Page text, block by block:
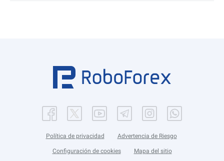
Política de privacidad Advertencia de Riesgo
Configuración de cookies Mapa del sitio